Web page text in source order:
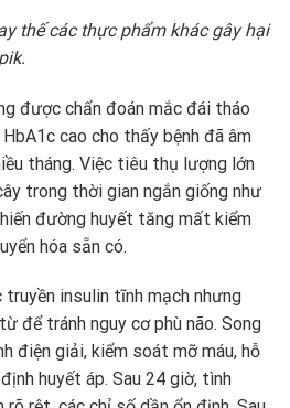
thế các thực phẩm khác gây hại
được chẩn đoán mắc đái tháo
cao cho thấy bệnh đã âm
tháng. Việc tiêu thụ lượng lớn
trong thời gian ngắn giống như
đường huyết tăng mất kiểm
hóa sẵn có.
insulin tĩnh mạch nhưng
để tránh nguy cơ phù não. Song
điện giải, kiểm soát mỡ máu, hỗ
huyết áp. Sau 24 giờ, tình